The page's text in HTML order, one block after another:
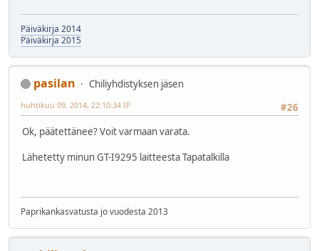
Päiväkirja 2014
Päiväkirja 2015
pasilan
Chiliyhdistyksen jäsen
#26
huhtikuu 09, 2014, 22:10:34 IP
Ok, päätettänee? Voit varmaan varata.
Lähetetty minun GT-I9295 laitteesta Tapatalkilla
Paprikankasvatusta jo vuodesta 2013